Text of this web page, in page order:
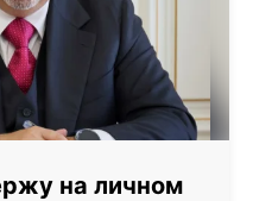
на личном